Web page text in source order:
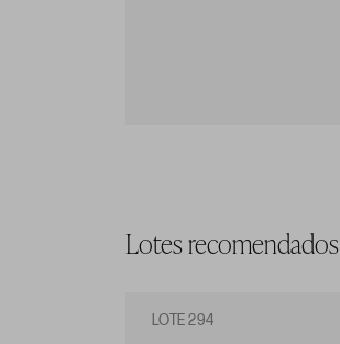
Lotes recomendados
LOTE 294